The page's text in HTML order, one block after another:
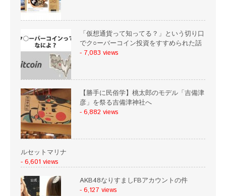
「仮想通貨って知ってる？」という切り口
でク○ーバーコイン投資をすすめられた話
- 7,083 views
【勝手に民俗学】桃太郎のモデル「吉備津
彦」を祭る吉備津神社へ
- 6,882 views
ルセットマリナ
- 6,601 views
AKB48なりすましFBアカウントの件
- 6,127 views